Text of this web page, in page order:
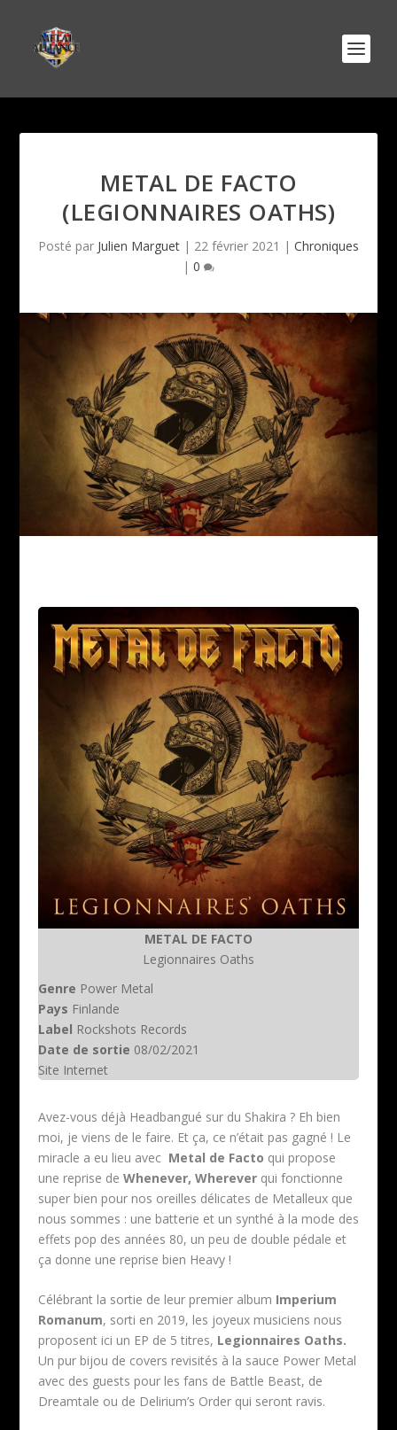
METAL DE FACTO
(LEGIONNAIRES OATHS)
Posté par Julien Marguet | 22 février 2021 | Chroniques
| 0
METAL DE FACTO
Legionnaires Oaths
Genre Power Metal
Pays Finlande
Label Rockshots Records
Date de sortie 08/02/2021
Site Internet
Avez-vous déjà Headbangué sur du Shakira ? Eh bien
moi, je viens de le faire. Et ça, ce n’était pas gagné ! Le
miracle a eu lieu avec Metal de Facto qui propose
une reprise de Whenever, Whereverqui fonctionne
super bien pour nos oreilles délicates de Metalleux que
nous sommes : une batterie et un synthé à la mode des
effets pop des années 80, un peu de double pédale et
ça donne une reprise bien Heavy !
Célébrant la sortie de leur premier album Imperium
Romanum, sorti en 2019, les joyeux musiciens nous
proposent ici un EP de 5 titres, Legionnaires Oaths.
Un pur bijou de covers revisités à la sauce Power Metal
avec des guests pour les fans de Battle Beast, de
Dreamtale ou de Delirium’s Order qui seront ravis.